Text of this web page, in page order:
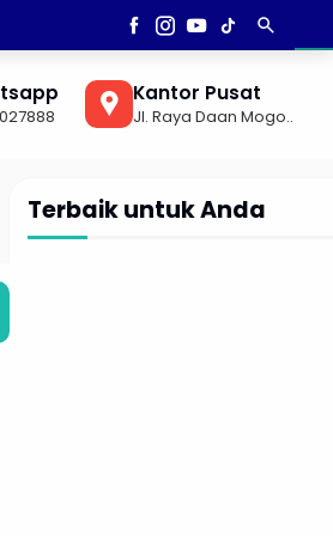
search
Kantor Pusat
Jl. Raya Daan Mogo..
Terbaik untuk Anda